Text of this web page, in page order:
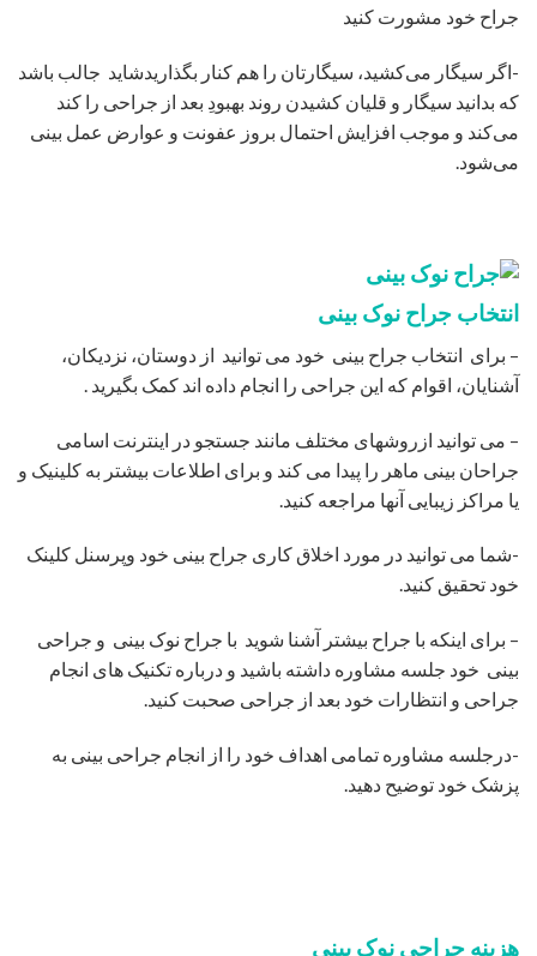
جراح خود مشورت کنید
-اگر سیگار می‌کشید، سیگارتان را هم کنار بگذاریدشاید جالب باشد
که بدانید سیگار و قلیان کشیدن روند بهبودِ بعد از جراحی را کند
می‌کند و موجب افزایش احتمال بروز عفونت و عوارض عمل بینی
می‌شود.
انتخاب جراح نوک بینی
– برای انتخاب جراح بینی خود می توانید از دوستان، نزدیکان،
آشنایان، اقوام که این جراحی را انجام داده اند کمک بگیرید .
– می توانید ازروشهای مختلف مانند جستجو در اینترنت اسامی
جراحان بینی ماهر را پیدا می کند و برای اطلاعات بیشتر به کلینیک و
یا مراکز زیبایی آنها مراجعه کنید.
-شما می توانید در مورد اخلاق کاری جراح بینی خود وپرسنل کلینک
خود تحقیق کنید.
– برای اینکه با جراح بیشتر آشنا شوید با جراح نوک بینی و جراحی
بینی خود جلسه مشاوره داشته باشید و درباره تکنیک های انجام
جراحی و انتظارات خود بعد از جراحی صحبت کنید.
-درجلسه مشاوره تمامی اهداف خود را از انجام جراحی بینی به
پزشک خود توضیح دهید.
هزینه جراحی نوک بینی